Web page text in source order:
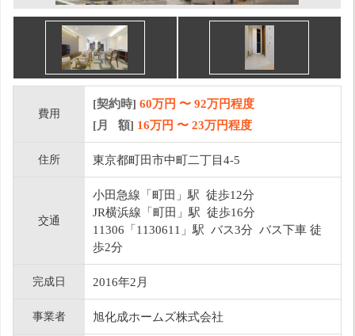
費用
[契約時] 60万円 〜 92万円程度
[月 額] 16万円 〜 23万円程度
住所 東京都町田市中町二丁目4-5
交通
小田急線「町田」駅 徒歩12分
JR横浜線「町田」駅 徒歩16分
11306「1130611」駅 バス3分 バス下車 徒
歩2分
完成日 2016年2月
事業者 旭化成ホームズ株式会社